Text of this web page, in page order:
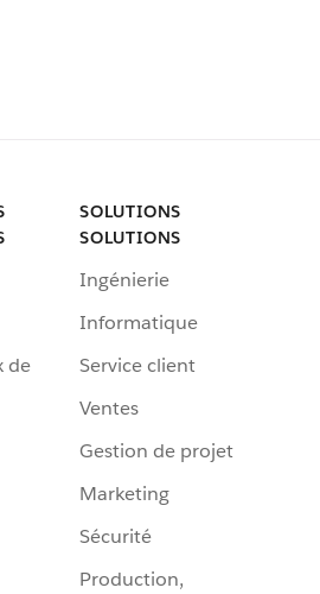
de
SOLUTIONS
SOLUTIONS
Ingénierie
Informatique
Service client
Ventes
Gestion de projet
Marketing
Sécurité
Production,